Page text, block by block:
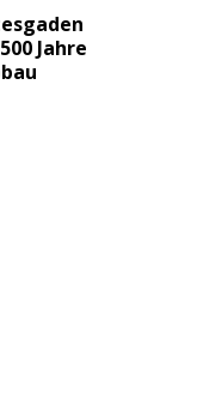
Jahre